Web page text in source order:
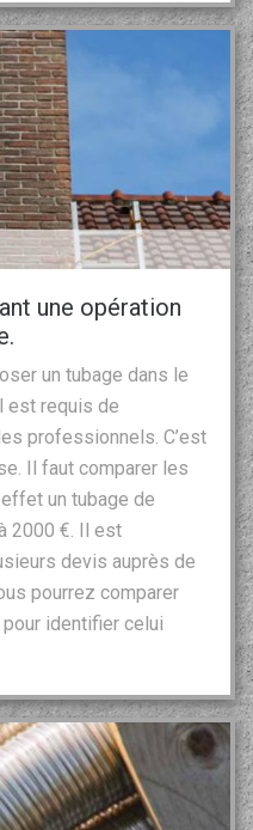
une opération
un tubage dans le
est requis de
professionnels. C’est
Il faut comparer les
un tubage de
2000 €. Il est
devis auprès de
pourrez comparer
identifier celui